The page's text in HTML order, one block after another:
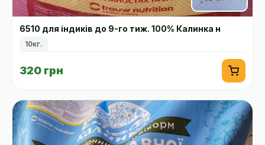
6510 для індиків до 9-го тиж. 100% Калинка н
10кг.
320 грн